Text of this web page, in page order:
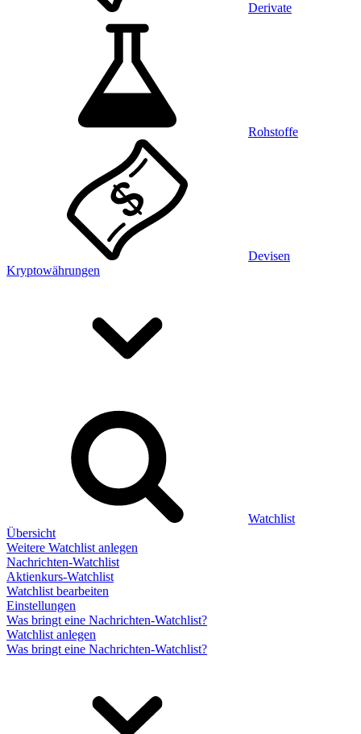
Derivate
Rohstoffe
Devisen
Kryptowährungen
Watchlist
Übersicht
Weitere Watchlist anlegen
Nachrichten-Watchlist
Aktienkurs-Watchlist
Watchlist bearbeiten
Einstellungen
Was bringt eine Nachrichten-Watchlist?
Watchlist anlegen
Was bringt eine Nachrichten-Watchlist?